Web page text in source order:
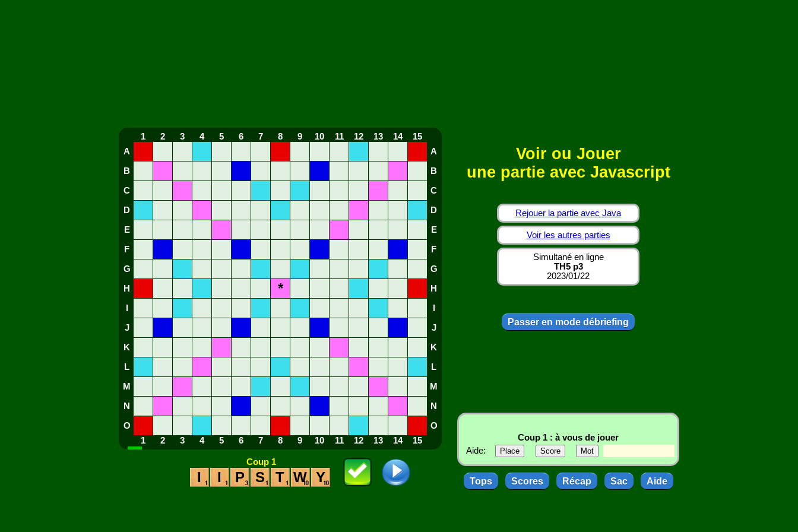
1 2 3 4 5 6 7 8 9 10 11 12 13 14
15
A
A
B B
C C
D D
E E
F F
G G
H * H
J J
K K
L L
M M
N N
O
O
1
2 3 4 5 6 7 8 9 10 11 12 13 14 15
Coup 1
I I P S T W Y
Voir ou Jouer
une partie avec Javascript
Rejouer la partie avec Java
Voir les autres parties
Simultané en ligne
TH5 p3
2023/01/22
Passer en mode débriefing
Coup 1 : à vous de jouer
Aide:
Tops Scores Récap Sac Aide